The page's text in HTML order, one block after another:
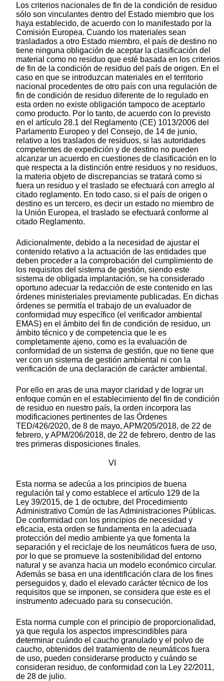
Los criterios nacionales de fin de la condición de residuo
sólo son vinculantes dentro del Estado miembro que los
haya establecido, de acuerdo con lo manifestado por la
Comisión Europea. Cuando los materiales sean
trasladados a otro Estado miembro, el país de destino no
tiene ninguna obligación de aceptar la clasificación del
material como no residuo que esté basada en los criterios
de fin de la condición de residuo del país de origen. En el
caso en que se introduzcan materiales en el territorio
nacional procedentes de otro país con una regulación de
fin de condición de residuo diferente de lo regulado en
esta orden no existe obligación tampoco de aceptarlo
como producto. Por lo tanto, de acuerdo con lo previsto
en el artículo 28.1 del Reglamento (CE) 1013/2006 del
Parlamento Europeo y del Consejo, de 14 de junio,
relativo a los traslados de residuos, si las autoridades
competentes de expedición y de destino no pueden
alcanzar un acuerdo en cuestiones de clasificación en lo
que respecta a la distinción entre residuos y no residuos,
la materia objeto de discrepancias se tratará como si
fuera un residuo y el traslado se efectuará con arreglo al
citado reglamento. En todo caso, si el país de origen o
destino es un tercero, es decir un estado no miembro de
la Unión Europea, el traslado se efectuará conforme al
citado Reglamento.
Adicionalmente, debido a la necesidad de ajustar el
contenido relativo a la actuación de las entidades que
deben proceder a la comprobación del cumplimiento de
los requisitos del sistema de gestión, siendo este
sistema de obligada implantación, se ha considerado
oportuno adecuar la redacción de este contenido en las
órdenes ministeriales previamente publicadas. En dichas
órdenes se permitía el trabajo de un evaluador de
conformidad muy específico (el verificador ambiental
EMAS) en el ámbito del fin de condición de residuo, un
ámbito técnico y de competencia que le es
completamente ajeno, como es la evaluación de
conformidad de un sistema de gestión, que no tiene que
ver con un sistema de gestión ambiental ni con la
verificación de una declaración de carácter ambiental.
Por ello en aras de una mayor claridad y de lograr un
enfoque común en el establecimiento del fin de condición
de residuo en nuestro país, la orden incorpora las
modificaciones pertinentes de las Órdenes
TED/426/2020, de 8 de mayo, APM/205/2018, de 22 de
febrero, y APM/206/2018, de 22 de febrero, dentro de las
tres primeras disposiciones finales.
VI
Esta norma se adecúa a los principios de buena
regulación tal y como establece el artículo 129 de la
Ley 39/2015, de 1 de octubre, del Procedimiento
Administrativo Común de las Administraciones Públicas.
De conformidad con los principios de necesidad y
eficacia, esta orden se fundamenta en la adecuada
protección del medio ambiente ya que fomenta la
separación y el reciclaje de los neumáticos fuera de uso,
por lo que se promueve la sostenibilidad del entorno
natural y se avanza hacia un modelo económico circular.
Además se basa en una identificación clara de los fines
perseguidos y, dado el elevado carácter técnico de los
requisitos que se imponen, se considera que este es el
instrumento adecuado para su consecución.
Esta norma cumple con el principio de proporcionalidad,
ya que regula los aspectos imprescindibles para
determinar cuándo el caucho granulado y el polvo de
caucho, obtenidos del tratamiento de neumáticos fuera
de uso, pueden considerarse producto y cuándo se
consideran residuo, de conformidad con la Ley 22/2011,
de 28 de julio.